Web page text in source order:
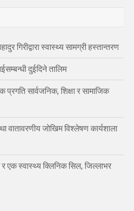
गिरीद्वारा स्वास्थ्य सामग्री हस्तान्तरण
दुईदिने तालिम
प्रगति सार्वजनिक, शिक्षा र सामाजिक
वातावरणीय जोखिम विश्लेषण कार्यशाला
एक स्वास्थ्य क्लिनिक सिल, जिल्लाभर